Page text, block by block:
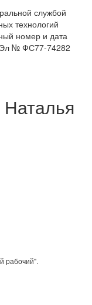
службой
технологий
номер и дата
Эл № ФС77-74282
рабочий".